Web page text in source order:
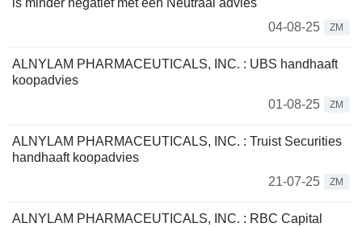
is minder negatief met een Neutraal advies
04-08-25
ZM
ALNYLAM PHARMACEUTICALS, INC. : UBS handhaaft
koopadvies
01-08-25
ZM
ALNYLAM PHARMACEUTICALS, INC. : Truist Securities
handhaaft koopadvies
21-07-25
ZM
ALNYLAM PHARMACEUTICALS, INC. : RBC Capital